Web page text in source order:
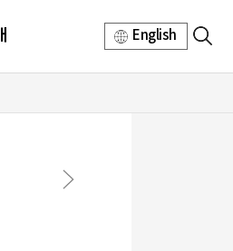
English